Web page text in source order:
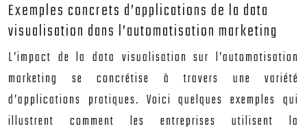
Exemples concrets d’applications de la data
visualisation dans l’automatisation marketing
L’impact de la data visualisation sur l’automatisation
marketing se concrétise à travers une variété
d’applications pratiques. Voici quelques exemples qui
illustrent comment les entreprises utilisent la